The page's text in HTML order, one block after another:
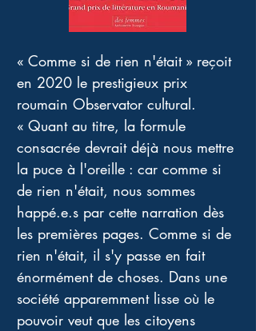
« Comme si de rien n'était » reçoit
en 2020 le prestigieux prix
roumain Observator cultural.
« Quant au titre, la formule
consacrée devrait déjà nous mettre
la puce à l'oreille : car comme si
de rien n'était, nous sommes
happé.e.s par cette narration dès
les premières pages. Comme si de
rien n'était, il s'y passe en fait
énormément de choses. Dans une
société apparemment lisse où le
pouvoir veut que les citoyens